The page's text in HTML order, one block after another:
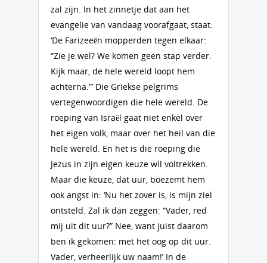
zal zijn. In het zinnetje dat aan het
evangelie van vandaag voorafgaat, staat:
‘De Farizeeën mopperden tegen elkaar:
“Zie je wel? We komen geen stap verder.
Kijk maar, de hele wereld loopt hem
achterna.”’ Die Griekse pelgrims
vertegenwoordigen die hele wereld. De
roeping van Israël gaat niet enkel over
het eigen volk, maar over het heil van die
hele wereld. En het is die roeping die
Jezus in zijn eigen keuze wil voltrekken.
Maar die keuze, dat uur, boezemt hem
ook angst in: ‘Nu het zover is, is mijn ziel
ontsteld. Zal ik dan zeggen: “Vader, red
mij uit dit uur?” Nee, want juist daarom
ben ik gekomen: met het oog op dit uur.
Vader, verheerlijk uw naam!’ In de